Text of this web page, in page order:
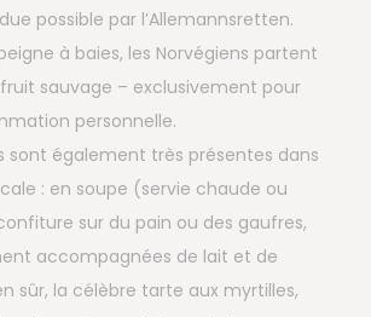
possible par l’Allemannsretten.
à baies, les Norvégiens partent
sauvage – exclusivement pour
personnelle.
sont également très présentes dans
: en soupe (servie chaude ou
sur du pain ou des gaufres,
accompagnées de lait et de
sûr, la célèbre tarte aux myrtilles,